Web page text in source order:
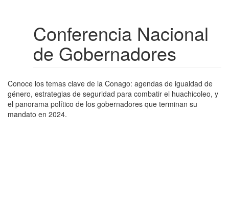
Conferencia Nacional
de Gobernadores
Conoce los temas clave de la Conago: agendas de igualdad de
género, estrategias de seguridad para combatir el huachicoleo, y
el panorama político de los gobernadores que terminan su
mandato en 2024.